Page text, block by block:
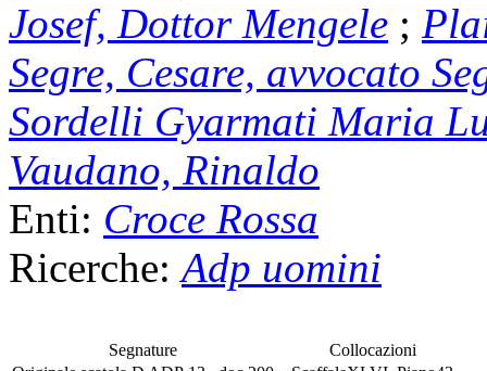
Josef, Dottor Mengele ;
Segre, Cesare, avvocato
Sordelli Gyarmati Maria
Vaudano, Rinaldo
Enti: Croce Rossa
Ricerche: Adp uomini
Segnature
Collocazioni